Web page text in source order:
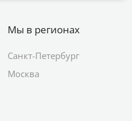
Мы в регионах
Санкт-Петербург
Москва